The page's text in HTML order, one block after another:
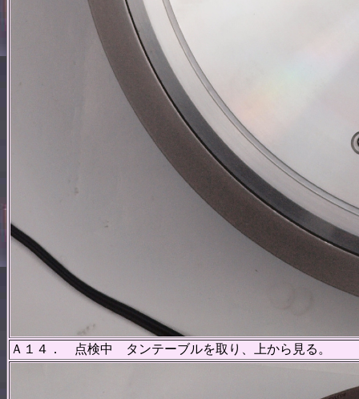
Ａ１４． 点検中 タンテーブルを取り、上から見る。